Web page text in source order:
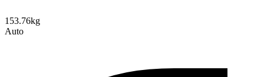
153.76kg
Auto